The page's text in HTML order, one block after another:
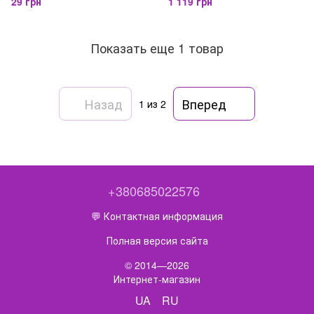
Показать еще 1 товар
Назад 1 из 2 Вперед
+380685022576
💬 Контактная информация
Полная версия сайта
© 2014—2026
Интернет-магазин
UA RU